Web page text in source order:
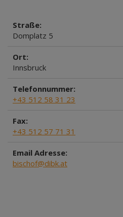
Straße:
Domplatz 5
Ort:
Innsbruck
Telefonnummer:
+43 512 58 31 23
Fax:
+43 512 57 71 31
Email Adresse:
bischof@dibk.at